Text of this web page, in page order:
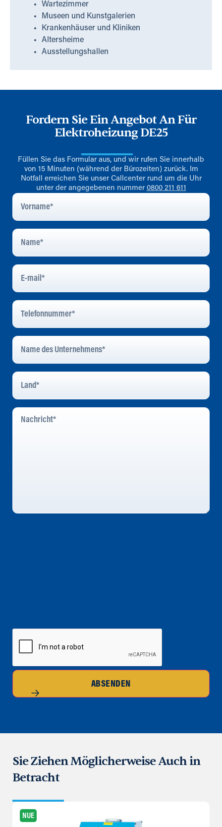
Wartezimmer
Museen und Kunstgalerien
Krankenhäuser und Kliniken
Altersheime
Ausstellungshallen
Fordern Sie Ein Angebot An Für
Elektroheizung DE25
Füllen Sie das Formular aus, und wir rufen Sie innerhalb
von 15 Minuten (während der Bürozeiten) zurück. Im
Notfall erreichen Sie unser Callcenter rund um die Uhr
unter der angegebenen nummer 0800 211 611
Vorname
Name
E-
Mail*
Telefonnummer
Name
Des
Unternehmens
Land
Nachricht
CAPTCHA
ABSENDEN
Sie Ziehen Möglicherweise Auch in
Betracht
NUE